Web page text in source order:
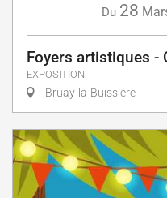
Du 28
Foyers artistiques -
EXPOSITION
Bruay-la-Buissière